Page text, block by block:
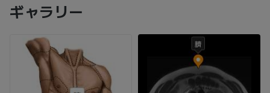
ギャラリー